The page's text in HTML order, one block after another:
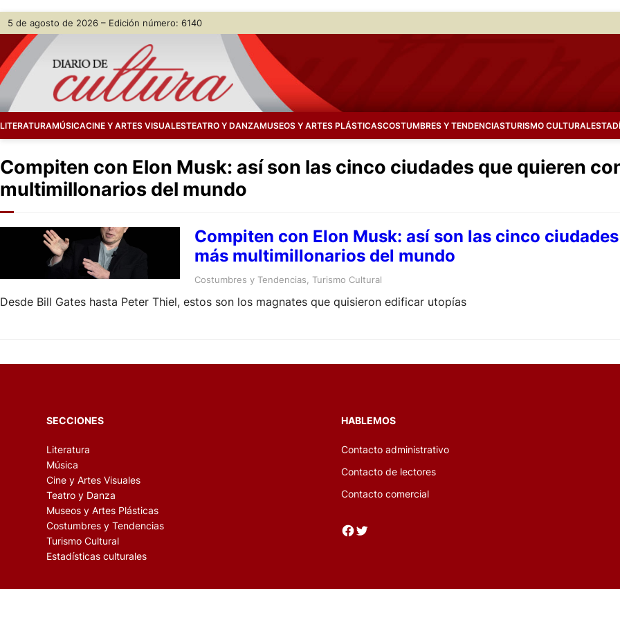
Skip
content
5 de agosto de 2026 – Edición número: 6140
LITERATURAMÚSICACINE Y ARTES VISUALESTEATRO Y DANZAMUSEOS Y ARTES PLÁSTICASCOSTUMBRES Y TENDENCIASTURISMO CULTURAL
Compiten con Elon Musk: así son las cinco ciudades que quieren
multimillonarios del mundo
Compiten con Elon Musk: así son las cinco
más multimillonarios del mundo
Costumbres y Tendencias Turismo Cultural
Desde Bill Gates hasta Peter Thiel, estos son los magnates que quisieron edificar utopías
SECCIONES
Literatura
Música
Cine y Artes Visuales
Teatro y Danza
Museos y Artes Plásticas
Costumbres y Tendencias
Turismo Cultural
Estadísticas culturales
HABLEMOS
Contacto administrativo
Contacto de lectores
Contacto comercial
Facebook Twitter